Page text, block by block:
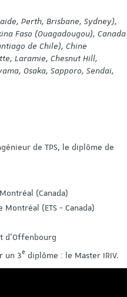
Perth, Brisbane, Sydney),
Faso (Ouagadougou), Canada
de Chile), Chine
Laramie, Chesnut Hill,
Osaka, Sapporo, Sendai,
de TPS, le diplôme de
(Canada)
(ETS - Canada)
d'Offenbourg
un 3e diplôme : le Master IRIV.